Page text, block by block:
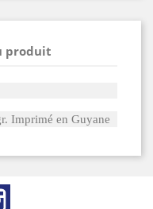
produit
Imprimé en Guyane